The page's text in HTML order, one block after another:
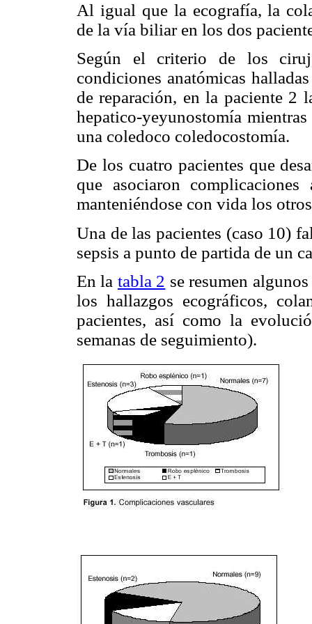
Al igual que la ecografía, la
de la vía biliar en los dos
Según el criterio de los
condiciones anatómicas
de reparación, en la paciente 2
hepatico-yeyunostomía
una coledoco coledocostomía.
De los cuatro pacientes que
que asociaron
manteniéndose con vida los
Una de las pacientes (caso 10)
sepsis a punto de partida de un
En la tabla 2 se resumen
los hallazgos ecográficos,
pacientes, así como la
semanas de seguimiento).